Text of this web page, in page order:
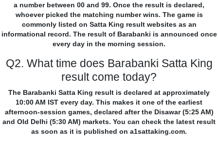
a number between 00 and 99. Once the result is declared,
whoever picked the matching number wins. The game is
commonly listed on Satta King result websites as an
informational record. The result of Barabanki is announced once
every day in the morning session.
Q2. What time does Barabanki Satta King
result come today?
The Barabanki Satta King result is declared at approximately
10:00 AM IST every day. This makes it one of the earliest
afternoon-session games, declared after the Disawar (5:25 AM)
and Old Delhi (5:30 AM) markets. You can check the latest result
as soon as it is published on a1sattaking.com.